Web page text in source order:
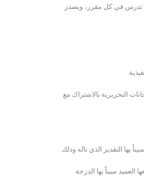
تدرس في كل مقرر، ويصدر
التحريرية بالاشتراك مع
بها التقدير الذي ناله وذلك
مبيناً بها الدرجة